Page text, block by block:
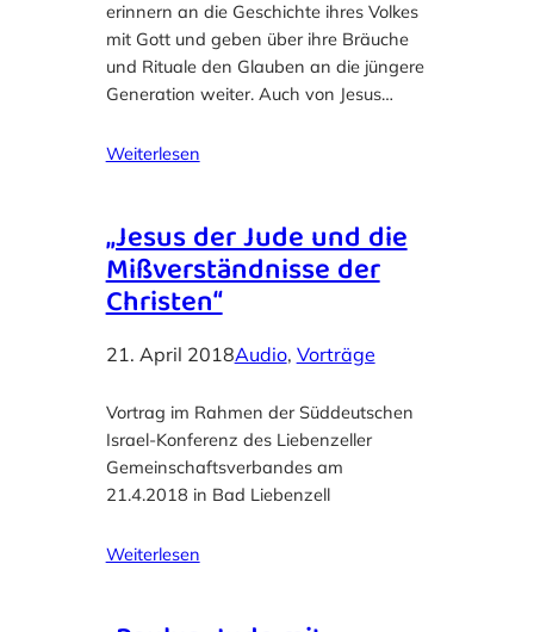
erinnern an die Geschichte ihres Volkes
mit Gott und geben über ihre Bräuche
und Rituale den Glauben an die jüngere
Generation weiter. Auch von Jesus…
Weiterlesen
„Jesus der Jude und die
Mißverständnisse der
Christen“
21. April 2018Audio, Vorträge
Vortrag im Rahmen der Süddeutschen
Israel-Konferenz des Liebenzeller
Gemeinschaftsverbandes am
21.4.2018 in Bad Liebenzell
Weiterlesen